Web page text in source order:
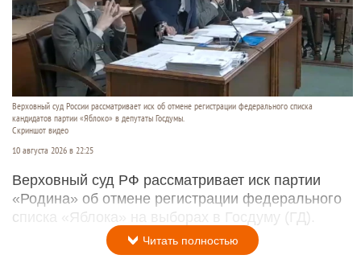
Верховный суд России рассматривает иск об отмене регистрации федерального списка
кандидатов партии «Яблоко» в депутаты Госдумы.
Скриншот видео
10 августа 2026 в 22:25
Верховный суд РФ рассматривает иск партии
«Родина» об отмене регистрации федерального
списка «Яблока» на выборах в Госдуму (ГД).
Читать полностью